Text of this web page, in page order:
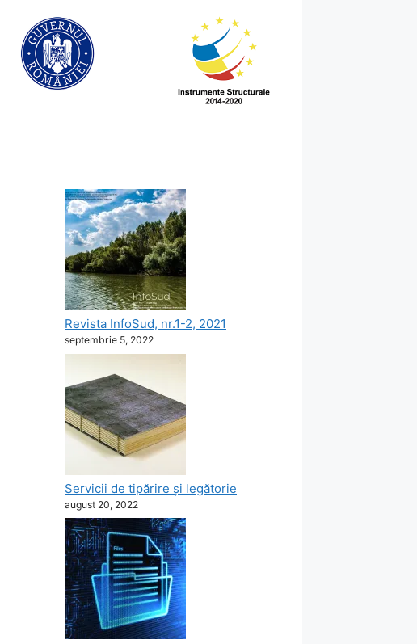
Revista InfoSud, nr.1-2, 2021
septembrie 5, 2022
Servicii de tipărire şi legătorie
august 20, 2022